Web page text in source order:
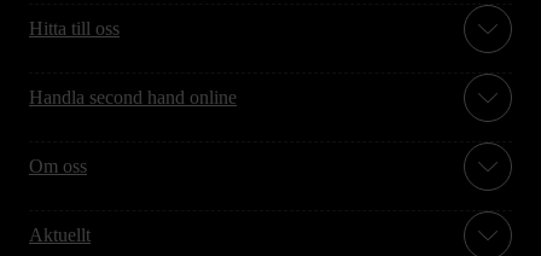
Hitta till oss
Handla second hand online
Om oss
Aktuellt